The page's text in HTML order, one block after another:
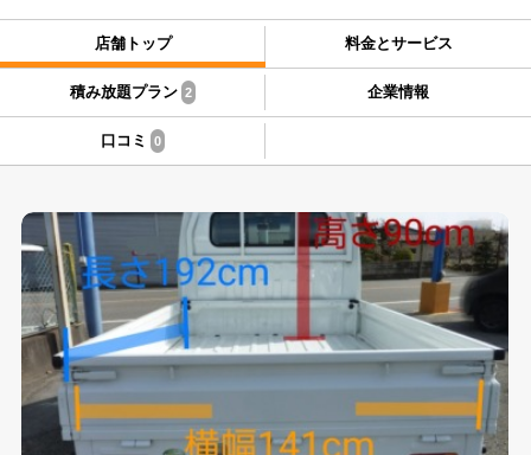
店舗トップ 料金とサービス
積み放題プラン 2 企業情報
口コミ 0